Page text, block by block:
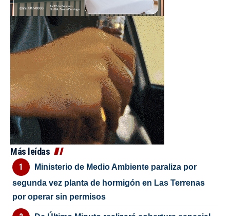
Más leídas
Ministerio de Medio Ambiente paraliza por
segunda vez planta de hormigón en Las Terrenas
por operar sin permisos